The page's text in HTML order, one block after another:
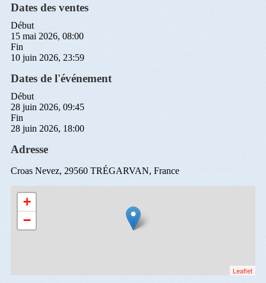
Dates des ventes
Début
15 mai 2026, 08:00
Fin
10 juin 2026, 23:59
Dates de l'événement
Début
28 juin 2026, 09:45
Fin
28 juin 2026, 18:00
Adresse
Croas Nevez, 29560 TRÉGARVAN, France
+
−
Leaflet